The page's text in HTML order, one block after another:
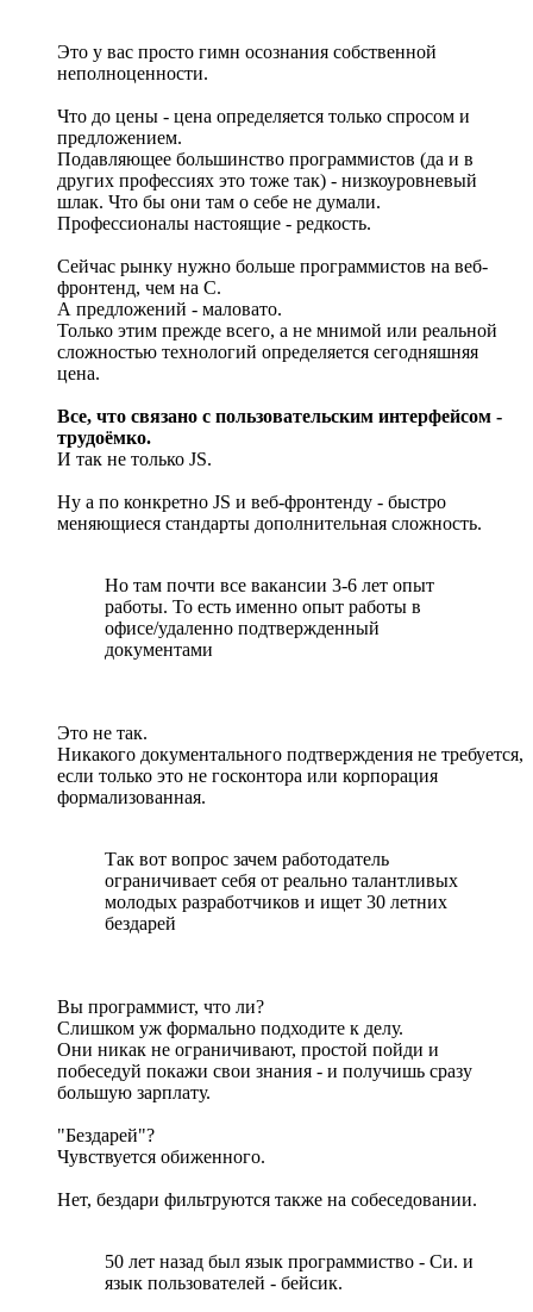
Это у вас просто гимн осознания собственной
неполноценности.
Что до цены - цена определяется только спросом и
предложением.
Подавляющее большинство программистов (да и в
других профессиях это тоже так) - низкоуровневый
шлак. Что бы они там о себе не думали.
Профессионалы настоящие - редкость.
Сейчас рынку нужно больше программистов на веб-
фронтенд, чем на С.
А предложений - маловато.
Только этим прежде всего, а не мнимой или реальной
сложностью технологий определяется сегодняшняя
цена.
Все, что связано с пользовательским интерфейсом -
трудоёмко.
И так не только JS.
Ну а по конкретно JS и веб-фронтенду - быстро
меняющиеся стандарты дополнительная сложность.
Но там почти все вакансии 3-6 лет опыт
работы. То есть именно опыт работы в
офисе/удаленно подтвержденный
документами
Это не так.
Никакого документального подтверждения не требуется,
если только это не госконтора или корпорация
формализованная.
Так вот вопрос зачем работодатель
ограничивает себя от реально талантливых
молодых разработчиков и ищет 30 летних
бездарей
Вы программист, что ли?
Слишком уж формально подходите к делу.
Они никак не ограничивают, простой пойди и
побеседуй покажи свои знания - и получишь сразу
большую зарплату.
"Бездарей"?
Чувствуется обиженного.
Нет, бездари фильтруются также на собеседовании.
50 лет назад был язык программиство - Си. и
язык пользователей - бейсик.